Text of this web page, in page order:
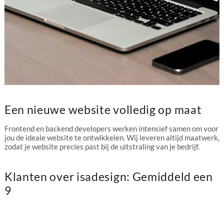
Een nieuwe website volledig op maat
Frontend en backend developers werken intensief samen om voor
jou de ideale website te ontwikkelen. Wij leveren altijd maatwerk,
zodat je website precies past bij de uitstraling van je bedrijf.
Klanten over isadesign: Gemiddeld een
9